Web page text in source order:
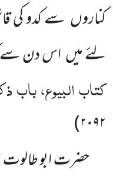
کناروں سے کدو کی
لئے میںاس دن سے
کتاب البیوع، باب
۲۰۹۲)
حضرت ابو طالوت